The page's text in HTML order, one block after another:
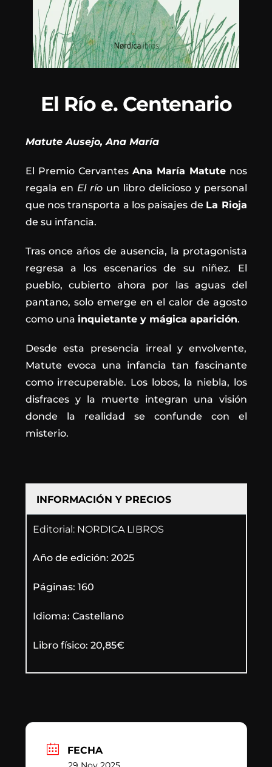
El Río e. Centenario
Matute Ausejo, Ana María
El Premio Cervantes Ana María Matutenos
regala en El ríoun libro delicioso y personal
que nos transporta a los paisajes de La Rioja
de su infancia.
Tras once años de ausencia, la protagonista
regresa a los escenarios de su niñez. El
pueblo, cubierto ahora por las aguas del
pantano, solo emerge en el calor de agosto
como una inquietante y mágica aparición.
Desde esta presencia irreal y envolvente,
Matute evoca una infancia tan fascinante
como irrecuperable. Los lobos, la niebla, los
disfraces y la muerte integran una visión
donde la realidad se confunde con el
misterio.
INFORMACIÓN Y PRECIOS
Editorial: NORDICA LIBROS
Año de edición: 2025
Páginas: 160
Idioma: Castellano
Libro físico: 20,85€
FECHA